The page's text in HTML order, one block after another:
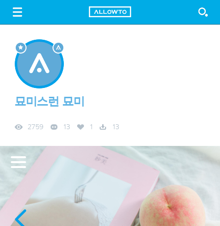
FREE DOWNLOAD
묘미스런 묘미
2759 13 1 13